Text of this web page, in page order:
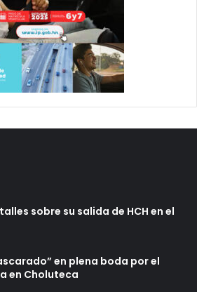
sobre su salida de HCH en el
en plena boda por el
en Choluteca